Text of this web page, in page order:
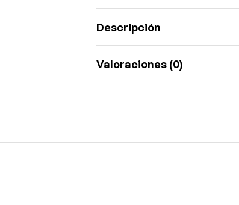
Descripción
Valoraciones (0)